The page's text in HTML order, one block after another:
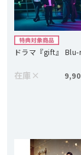
ドラマ『gift』
在庫 ×